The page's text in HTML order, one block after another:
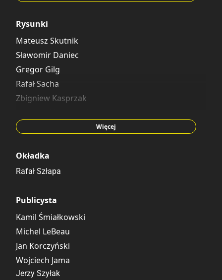
Rysunki
Mateusz Skutnik
Sławomir Daniec
Gregor Gilg
Rafał Sacha
Zbigniew Kasprzak
Marek Turek
Więcej
Okładka
Rafał Szłapa
Publicysta
Kamil Śmiałkowski
Michel LeBeau
Jan Korczyński
Wojciech Jama
Jerzy Szyłak